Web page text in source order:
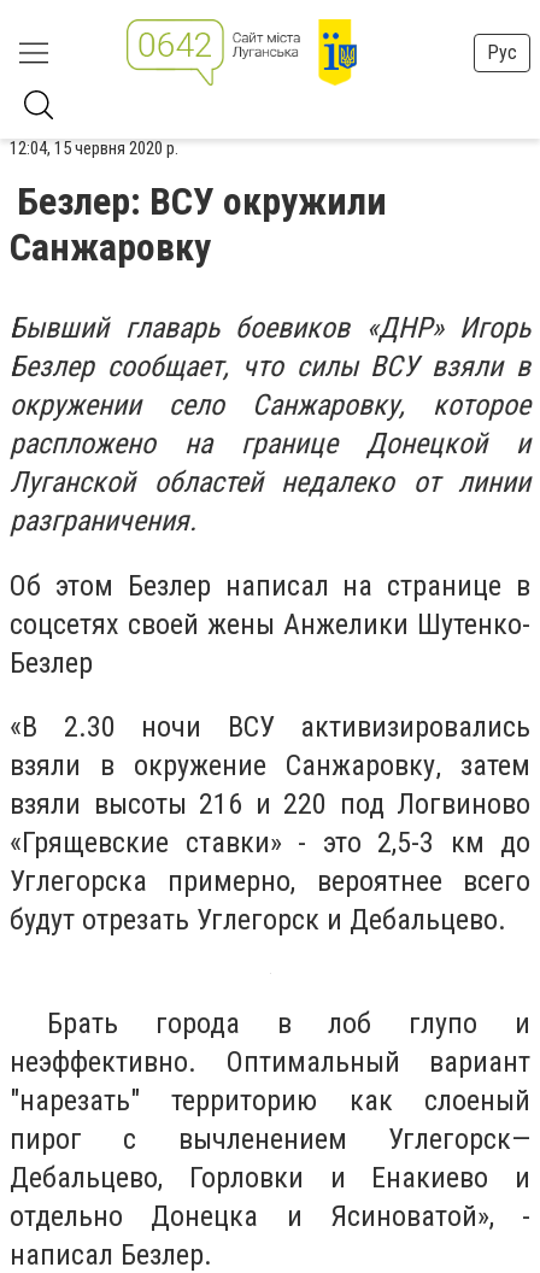
Рус
12:04, 15 червня 2020 р.
Безлер: ВСУ окружили
Санжаровку
Бывший главарь боевиков «ДНР» Игорь
Безлер сообщает, что силы ВСУ взяли в
окружении село Санжаровку, которое
распложено на границе Донецкой и
Луганской областей недалеко от линии
разграничения.
Об этом Безлер написал на странице в
соцсетях своей жены Анжелики Шутенко-
Безлер
«В 2.30 ночи ВСУ активизировались
взяли в окружение Санжаровку‚ затем
взяли высоты 216 и 220 под Логвиново
«Грящевские ставки» - это 2,5-3 км до
Углегорска примерно, вероятнее всего
будут отрезать Углегорск и Дебальцево.
Брать города в лоб глупо и
неэффективно. Оптимальный вариант
"нарезать" территорию как слоеный
пирог с вычленением Углегорск—
Дебальцево, Горловки и Енакиево и
отдельно Донецка и Ясиноватой», -
написал Безлер.